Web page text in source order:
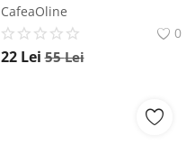
CafeaOline
0
22 Lei 55Lei